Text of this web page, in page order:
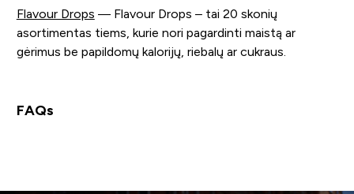
Flavour Drops — Flavour Drops – tai 20 skonių
asortimentas tiems, kurie nori pagardinti maistą ar
gėrimus be papildomų kalorijų, riebalų ar cukraus.
FAQs